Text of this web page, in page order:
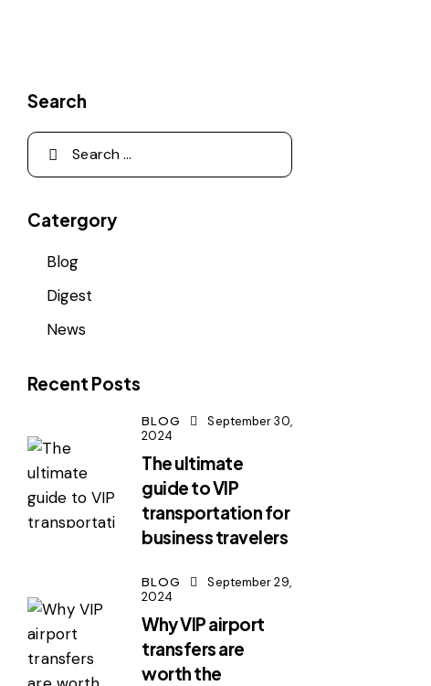
Search
Catergory
Blog
Digest
News
Recent Posts
BLOG
September 30,
2024
The ultimate
guide to VIP
transportation for
business travelers
BLOG
September 29,
2024
Why VIP airport
transfers are
worth the